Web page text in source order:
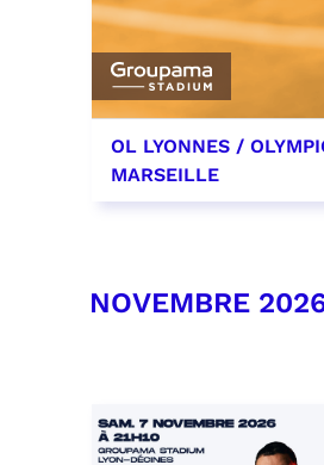
OL LYONNES /
MARSEILLE
RÉSERVER
NOVEMBRE